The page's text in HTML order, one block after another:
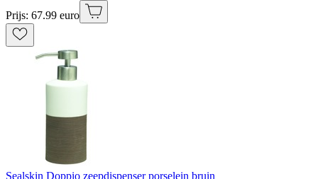
Prijs: 67.99 euro
Sealskin Doppio zeepdispenser porselein bruin